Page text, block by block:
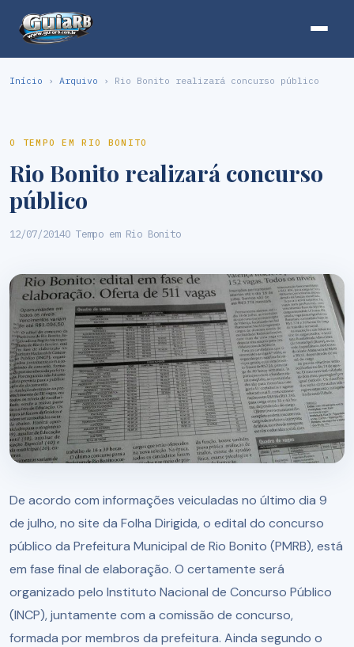
Início › Arquivo › Rio Bonito realizará concurso público
O TEMPO EM RIO BONITO
Rio Bonito realizará concurso
público
12/07/2014O Tempo em Rio Bonito
De acordo com informações veiculadas no último dia 9
de julho, no site da Folha Dirigida, o edital do concurso
público da Prefeitura Municipal de Rio Bonito (PMRB), está
em fase final de elaboração. O certamente será
organizado pelo Instituto Nacional de Concurso Público
(INCP), juntamente com a comissão de concurso,
formada por membros da prefeitura. Ainda segundo o